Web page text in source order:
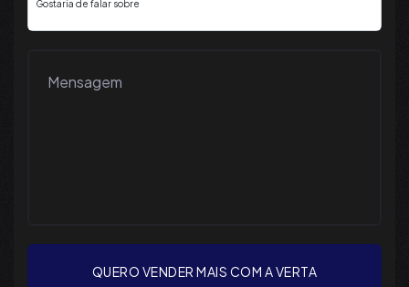
QUERO VENDER MAIS COM A VERTA